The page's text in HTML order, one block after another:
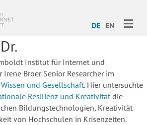
DE EN
Institut für Internet und
Irene Broer Senior Researcher im
Wissen und Gesellschaft. Hier untersuchte
Resilienz und Kreativitätdie
Bildungstechnologien, Kreativität
von Hochschulen in Krisenzeiten.